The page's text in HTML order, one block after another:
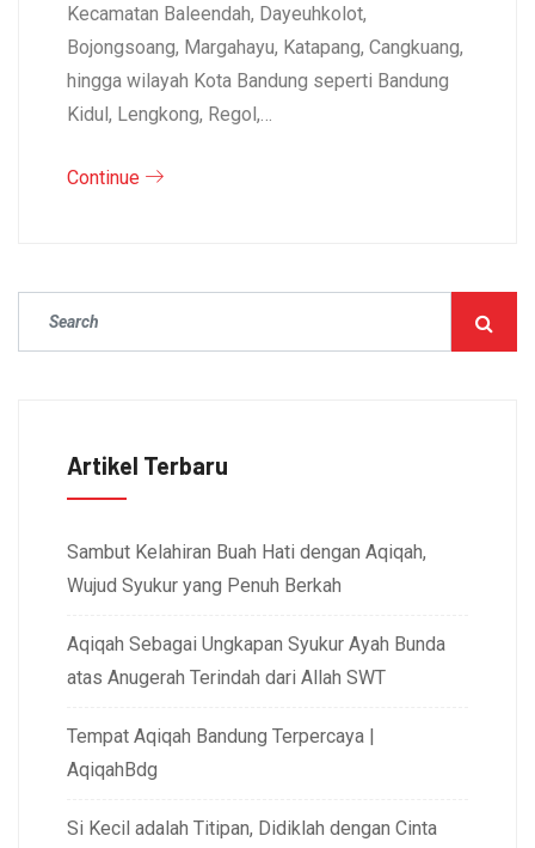
Kecamatan Baleendah, Dayeuhkolot,
Bojongsoang, Margahayu, Katapang, Cangkuang,
hingga wilayah Kota Bandung seperti Bandung
Kidul, Lengkong, Regol,…
Continue
Artikel Terbaru
Sambut Kelahiran Buah Hati dengan Aqiqah,
Wujud Syukur yang Penuh Berkah
Aqiqah Sebagai Ungkapan Syukur Ayah Bunda
atas Anugerah Terindah dari Allah SWT
Tempat Aqiqah Bandung Terpercaya |
AqiqahBdg
Si Kecil adalah Titipan, Didiklah dengan Cinta